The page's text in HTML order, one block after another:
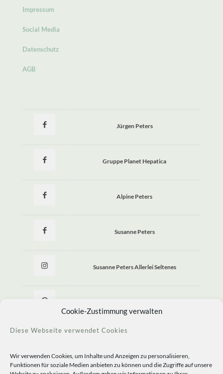
Cookie-Zustimmung verwalten
Diese Webseite verwendet Cookies
Wir verwenden Cookies, um Inhalte und Anzeigen zu personalisieren,
Funktionen für soziale Medien anbieten zu können und die Zugriffe auf unsere
Impressum
Social Media
Datenschutz
AGB
Jürgen Peters
Gruppe Planet Hepatica
Alpine Peters
Susanne Peters
Susanne Peters Allerlei Seltenes